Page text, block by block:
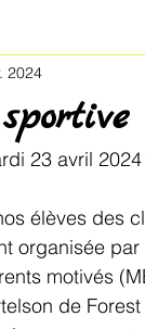
2024
23 avril
élèves des
organisée
motivés
de